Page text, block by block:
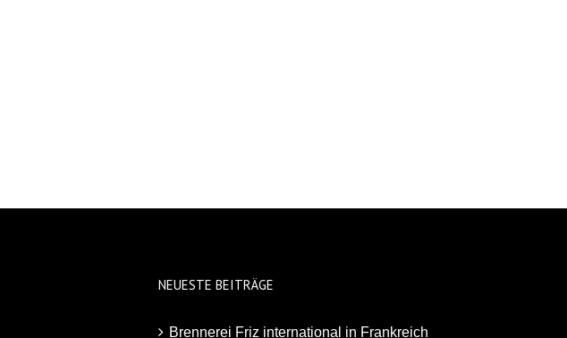
NEUESTE BEITRÄGE
Brennerei Friz international in Frankreich